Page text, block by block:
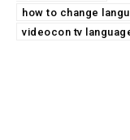
how to change
videocon tv